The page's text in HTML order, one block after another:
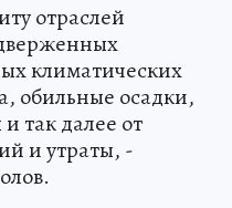
отраслей
климатических
обильные осадки,
так далее от
и утраты, -